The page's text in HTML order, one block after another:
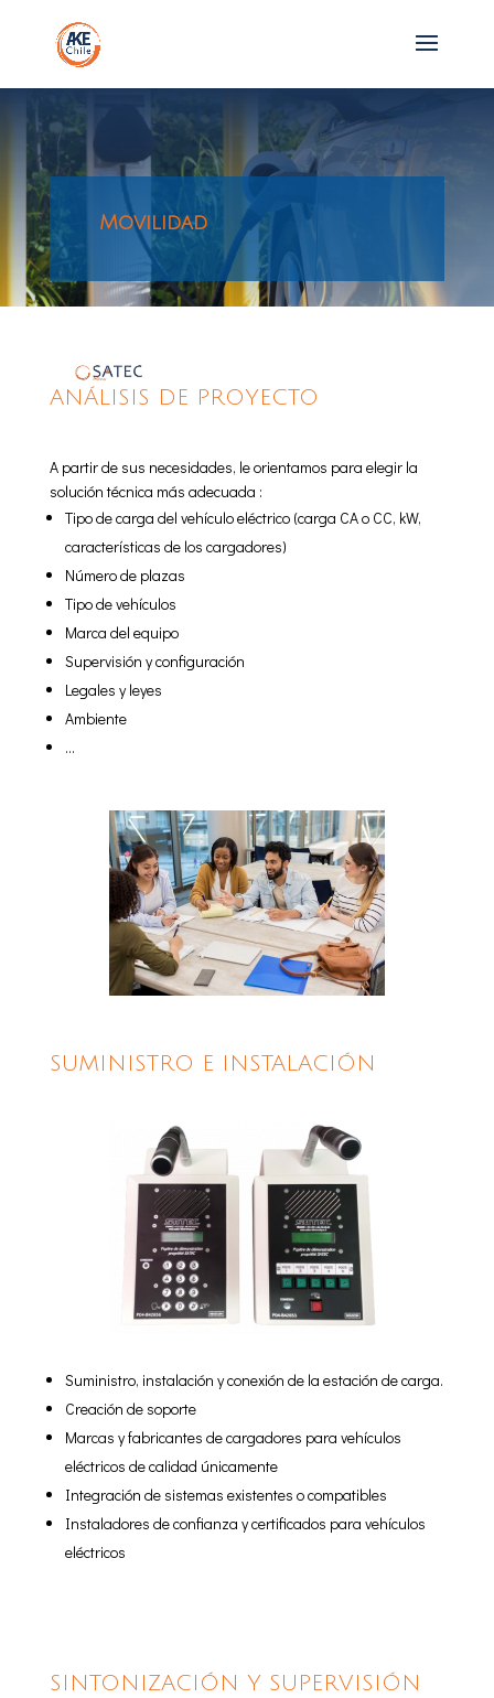
Movilidad
ANÁLISIS DE PROYECTO
A partir de sus necesidades, le orientamos para elegir la
solución técnica más adecuada :
Tipo de carga del vehículo eléctrico (carga CA o CC, kW,
características de los cargadores)
Número de plazas
Tipo de vehículos
Marca del equipo
Supervisión y configuración
Legales y leyes
Ambiente
…
SUMINISTRO E INSTALACIÓN
Suministro, instalación y conexión de la estación de carga.
Creación de soporte
Marcas y fabricantes de cargadores para vehículos
eléctricos de calidad únicamente
Integración de sistemas existentes o compatibles
Instaladores de confianza y certificados para vehículos
eléctricos
SINTONIZACIÓN Y SUPERVISIÓN